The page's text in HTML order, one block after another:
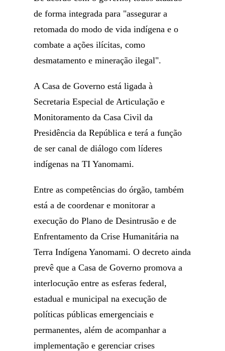
de forma integrada para "assegurar a
retomada do modo de vida indígena e o
combate a ações ilícitas, como
desmatamento e mineração ilegal".
A Casa de Governo está ligada à
Secretaria Especial de Articulação e
Monitoramento da Casa Civil da
Presidência da República e terá a função
de ser canal de diálogo com líderes
indígenas na TI Yanomami.
Entre as competências do órgão, também
está a de coordenar e monitorar a
execução do Plano de Desintrusão e de
Enfrentamento da Crise Humanitária na
Terra Indígena Yanomami. O decreto ainda
prevê que a Casa de Governo promova a
interlocução entre as esferas federal,
estadual e municipal na execução de
políticas públicas emergenciais e
permanentes, além de acompanhar a
implementação e gerenciar crises